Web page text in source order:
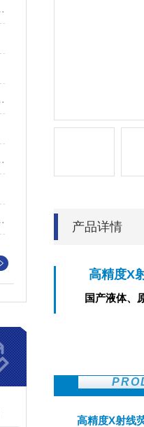
产品详情
高精度X
国产液体、
高精度X射线